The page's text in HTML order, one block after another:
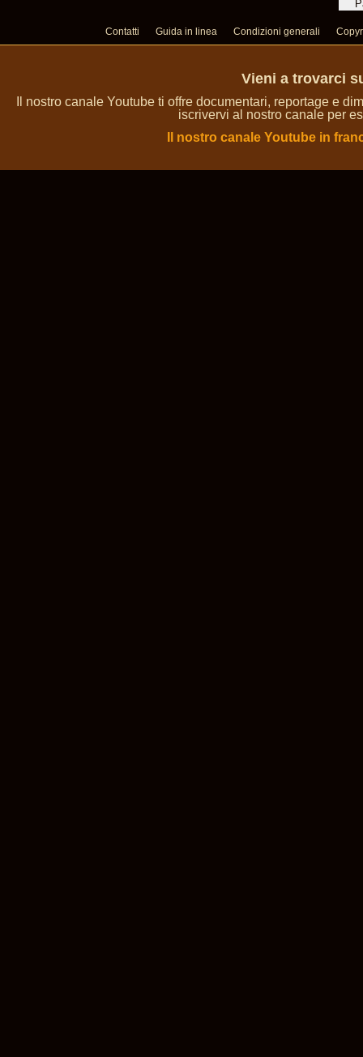
Contatti Guida in linea Condizioni generali
Vieni a trovarci
Il nostro canale Youtube ti offre documentari, reportage e
iscrivervi al nostro canale per
Il nostro canale Youtube in